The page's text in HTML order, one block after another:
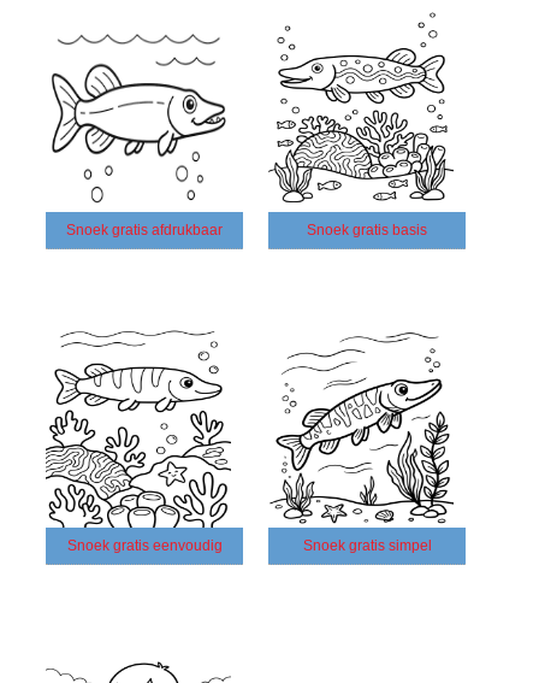
Snoek gratis afdrukbaar Snoek gratis basis
Snoek gratis eenvoudig Snoek gratis simpel